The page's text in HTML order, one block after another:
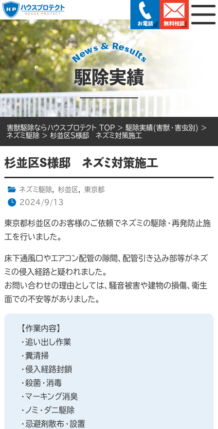
駆除実績
害獣駆除ならハウスプロテクト TOP > 駆除実績(害獣・害虫別) >
ネズミ駆除 > 杉並区S様邸 ネズミ対策施工
杉並区S様邸 ネズミ対策施工
ネズミ駆除, 杉並区 ,
東京都
2024/9/13
東京都杉並区のお客様のご依頼でネズミの駆除・再発防止施
工を行いました。
床下通風口やエアコン配管の隙間、配管引き込み部等がネズ
ミの侵入経路と疑われました。
お問い合わせの理由としては、騒音被害や建物の損傷、衛生
面での不安等がありました。
【作業内容】
・追い出し作業
・糞清掃
・侵入経路封鎖
・殺菌・消毒
・マーキング消臭
・ノミ・ダニ駆除
・忌避剤散布・設置